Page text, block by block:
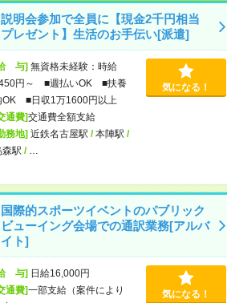
説明会参加で全員に【現金2千円相当
プレゼント】生活のお手伝い[派遣]
与]無資格未経験：時給
円～ ■週払いOK ■扶養
OK ■日収1万1600円以上
通費]交通費全額支給
務地]近鉄名古屋駅 /本陣駅 /
森駅 /
気になる！
国際的スポーツイベントのパブリック
ビューイング会場での通訳業務[アルバ
イト]
与]日給16,000円
通費]一部支給（案件により
気になる！